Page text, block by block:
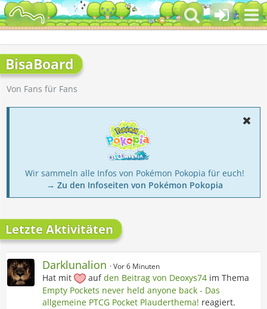
BisaBoard
Von Fans für Fans
Wir sammeln alle Infos von Pokémon Pokopia für euch!
→ Zu den Infoseiten von Pokémon Pokopia
Letzte Aktivitäten
Darklunalion Vor 6 Minuten
Hat mit aufden Beitrag von Deoxys74 im Thema
Empty Pockets never held anyone back - Das
allgemeine PTCG Pocket Plauderthema! reagiert.